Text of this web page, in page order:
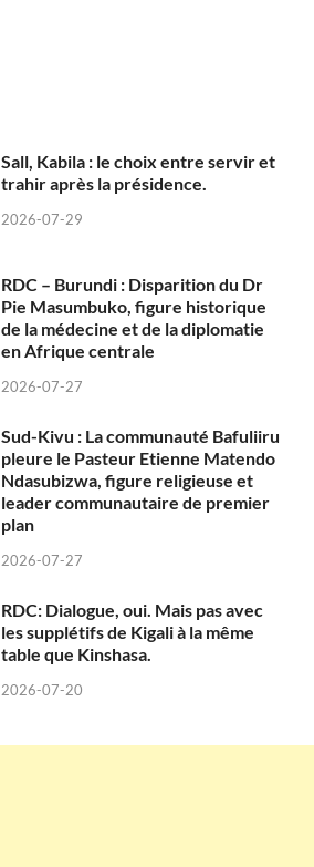
Sall, Kabila : le choix entre servir et
trahir après la présidence.
2026-07-29
RDC – Burundi : Disparition du Dr
Pie Masumbuko, figure historique
de la médecine et de la diplomatie
en Afrique centrale
2026-07-27
Sud-Kivu : La communauté Bafuliiru
pleure le Pasteur Etienne Matendo
Ndasubizwa, figure religieuse et
leader communautaire de premier
plan
2026-07-27
RDC: Dialogue, oui. Mais pas avec
les supplétifs de Kigali à la même
table que Kinshasa.
2026-07-20